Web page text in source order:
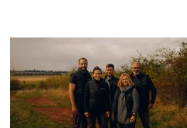
Weingut Gehring
Ein guter Partner für den